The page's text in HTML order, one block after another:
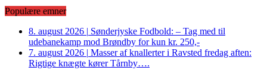
Populære emner
8. august 2026 | Sønderjyske Fodbold: – Tag med til
udebanekamp mod Brøndby for kun kr. 250,-
7. august 2026 | Masser af knallerter i Ravsted fredag aften:
Rigtige knægte kører Tårnby….